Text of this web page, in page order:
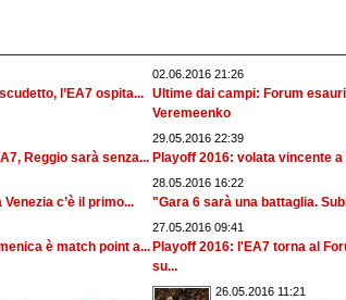
l’EA7 ospita...
02.06.2016 21:26
Ultime dai campi: Forum
Veremeenko
Reggio sarà senza...
29.05.2016 22:39
Playoff 2016: volata vincente a
c’è il primo...
28.05.2016 16:22
"Gara 6 sarà una battaglia.
è match point a...
27.05.2016 09:41
Playoff 2016: l'EA7 torna al
su...
26.05.2016 11:21